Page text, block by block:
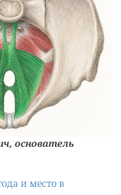
основатель
и место в